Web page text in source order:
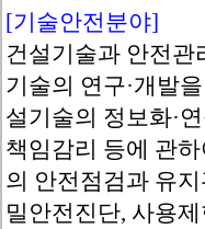
[기술안전분야]
건설기술과 안전
기술의 연구·개발
설기술의 정보화·
책임감리 등에 관
의 안전점검과 유
밀안전진단, 사용